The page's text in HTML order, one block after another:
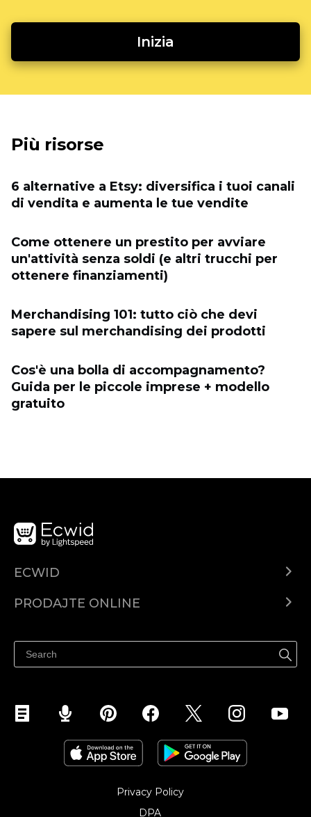
Inizia
Più risorse
6 alternative a Etsy: diversifica i tuoi canali
di vendita e aumenta le tue vendite
Come ottenere un prestito per avviare
un'attività senza soldi (e altri trucchi per
ottenere finanziamenti)
Merchandising 101: tutto ciò che devi
sapere sul merchandising dei prodotti
Cos'è una bolla di accompagnamento?
Guida per le piccole imprese + modello
gratuito
ECWID
PRODAJTE ONLINE
Privacy Policy
DPA